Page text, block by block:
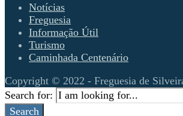
Notícias
Freguesia
Informação Útil
Turismo
Caminhada Centenário
Copyright © 2022 - Freguesia de
Search for:
Search